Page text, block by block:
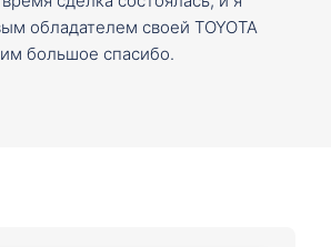
обладателем своей TOYOTA
им большое спасибо.